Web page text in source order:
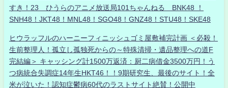
すき！23 ひうらのアニメ放送局101ちゃんねる BNK48 ！
SNH48！JKT48！MNL48！SGO48！GNZ48！STU48！SKE48
ヒウラッフルのハーニーフィニッシュゴミ屋敷補完計画 ＜必殺！
生前整理人！孤立し孤独死からの～特殊清掃・遺品整理への道F
完結編＞ キャッシング計1500万返済：厨二病借金3500万円！う
つ病統合失調症14年生HKT46！！9期研究生、最後のサイト！全
米が泣いた！認知症鬱病60代のラストサイト絶賛！公開中